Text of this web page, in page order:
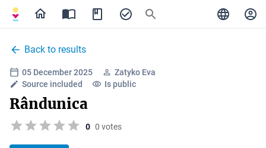
Back to results
05 December 2025
Zatyko Eva
Source included
Is public
Rândunica
0 0 votes